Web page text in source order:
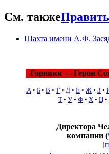
См. такжеПравить
Шахта имени А.Ф.
Горняки — Герои
А • Б • В • Г • Д • Е • Ж • З •
Т • У • Ф • Х • Ц •
Директора
компании (
[